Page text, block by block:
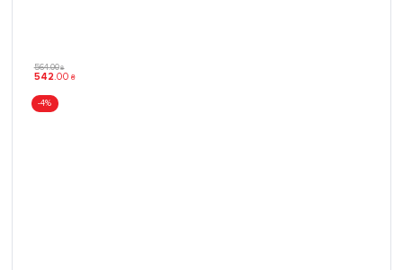
564.00 ₴
542.00 ₴
-4%